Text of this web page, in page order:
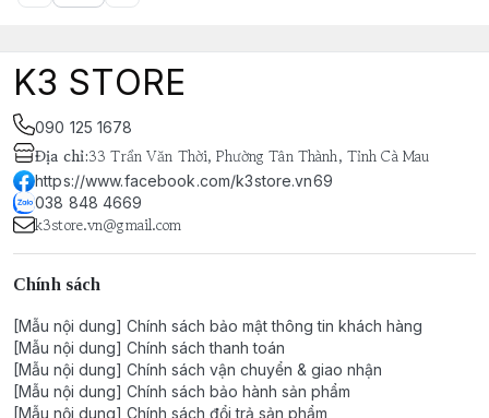
K3 STORE
090 125 1678
Địa chỉ:33 Trần Văn Thời, Phường Tân Thành, Tỉnh Cà Mau
https://www.facebook.com/k3store.vn69
038 848 4669
k3store.vn@gmail.com
Chính sách
[Mẫu nội dung] Chính sách bảo mật thông tin khách hàng
[Mẫu nội dung] Chính sách thanh toán
[Mẫu nội dung] Chính sách vận chuyển & giao nhận
[Mẫu nội dung] Chính sách bảo hành sản phẩm
[Mẫu nội dung] Chính sách đổi trả sản phẩm